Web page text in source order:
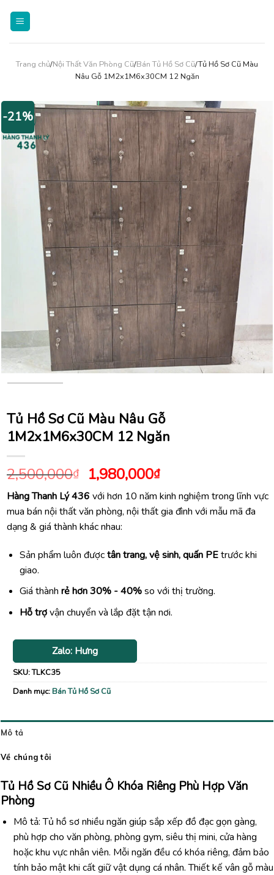
Trang chủ/Nội Thất Văn Phòng Cũ/Bán Tủ Hồ Sơ Cũ/Tủ Hồ Sơ Cũ Màu
Nâu Gỗ 1M2x1M6x30CM 12 Ngăn
-21%
Tủ Hồ Sơ Cũ Màu Nâu Gỗ
1M2x1M6x30CM 12 Ngăn
2,500,000₫ Giá
gốc
là:
2,500,000₫.
1,980,000₫Giá
hiện
tại
là:
Hàng Thanh Lý 436 với hơn 10 năm kinh nghiệm trong lĩnh vực
mua bán nội thất văn phòng, nội thất gia đình với mẫu mã đa
dạng & giá thành khác nhau:
Sản phẩm luôn đượctân trang, vệ sinh, quấn PEtrước khi
giao.
Giá thành rẻ hơn 30% - 40%so với thị trường.
Hỗ trợvận chuyển và lắp đặt tận nơi.
Zalo: Hưng
SKU:TLKC35
Danh mục:Bán Tủ Hồ Sơ Cũ
Mô tả
Về chúng tôi
Tủ Hồ Sơ Cũ Nhiều Ô Khóa Riêng Phù Hợp Văn
Phòng
Mô tả: Tủ hồ sơ nhiều ngăn giúp sắp xếp đồ đạc gọn gàng,
phù hợp cho văn phòng, phòng gym, siêu thị mini, cửa hàng
hoặc khu vực nhân viên. Mỗi ngăn đều có khóa riêng, đảm bảo
tính bảo mật khi cất giữ vật dụng cá nhân. Thiết kế vân gỗ màu